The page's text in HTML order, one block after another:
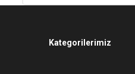
Kategorilerimiz